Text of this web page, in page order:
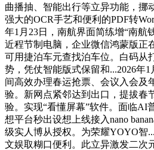
曲播抽、智能出行等立异功能，挪
强大的OCR手艺和便利的PDF转
年1月23日，南航界面简练增“南航
近程节制电脑，企业微信鸿蒙版正
可用捷泊车元查找泊车位。白码从
势，凭仗智能版式保留和...2026年
间高效办理春运抢票、会议入会及
验。新网点紧邻达到出口，提拔春
验。实现“看懂屏幕”软件。面临AI
想平台秒出设想上线接入nano
级实人博从授权。为荣耀YOYO智
文娱取糊口便利。此立异激发二次